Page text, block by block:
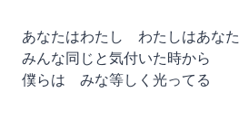
あなたはわたし わたしはあなた
みんな同じと気付いた時から
僕らは みな等しく光ってる